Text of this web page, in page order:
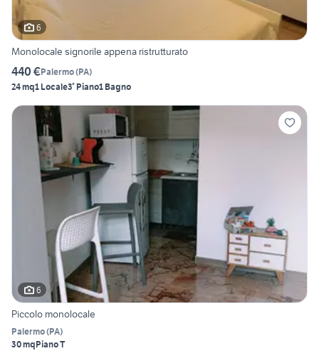
6
Monolocale signorile appena ristrutturato
440 €Palermo(PA)
24 mq1 Locale3° Piano1 Bagno
6
Piccolo monolocale
Palermo(PA)
30 mqPiano T